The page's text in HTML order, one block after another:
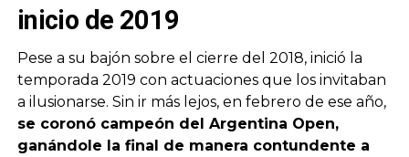
inicio de 2019
Pese a su bajón sobre el cierre del 2018, inició la
temporada 2019 con actuaciones que los invitaban
a ilusionarse. Sin ir más lejos, en febrero de ese año,
se coronó campeón del Argentina Open,
ganándole la final de manera contundente a